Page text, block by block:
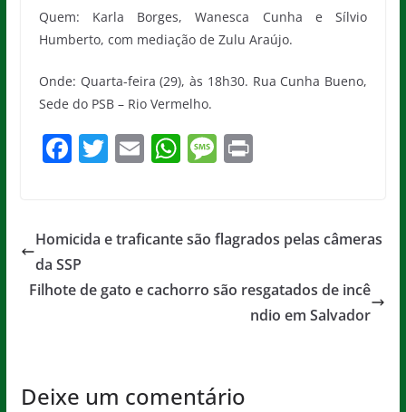
Quem: Karla Borges, Wanesca Cunha e Sílvio
Humberto, com mediação de Zulu Araújo.
Onde: Quarta-feira (29), às 18h30. Rua Cunha Bueno,
Sede do PSB – Rio Vermelho.
F
e
b
o
T
er
E
l
W
s
p
M
a
e
Pr
Homicida e traficante são flagrados pelas câmeras
da SSP
Filhote de gato e cachorro são resgatados de incê
ndio em Salvador
Deixe um comentário